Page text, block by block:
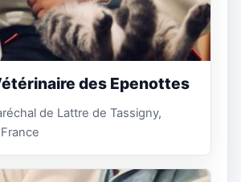
des Epenottes
de Lattre de Tassigny,